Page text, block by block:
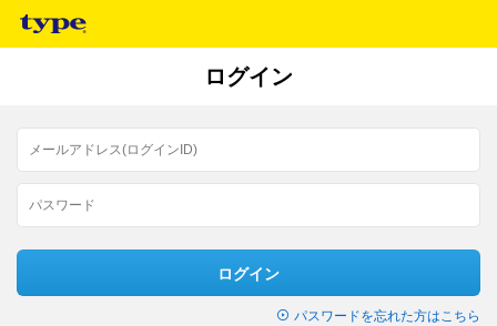
ログイン
ログイン
パスワードを忘れた方はこちら